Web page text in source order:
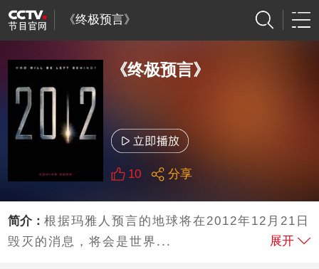
《终极预言》
《终极预言》
10 分享
简介：根据玛雅人预言的地球将在2012年12月21日
毁灭的消息，将会是世界...
展开